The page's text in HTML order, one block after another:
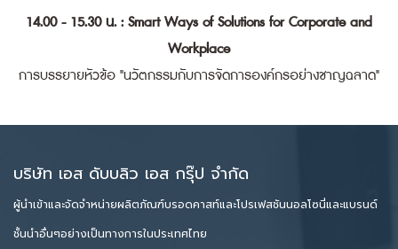
14.00 - 15.30 น. : Smart Ways of Solutions for Corporate and
Workplace
การบรรยายหัวข้อ "นวัตกรรมกับการจัดการองค์กรอย่างชาญฉลาด"
บริษัท เอส ดับบลิว เอส กรุ๊ป จำกัด
ผู้นำเข้าและจัดจำหน่ายผลิตภัณฑ์บรอดคาสท์และโปรเฟสชันนอลโซนี่และแบรนด์
ชั้นนำอื่นๆอย่างเป็นทางการในประเทศไทย